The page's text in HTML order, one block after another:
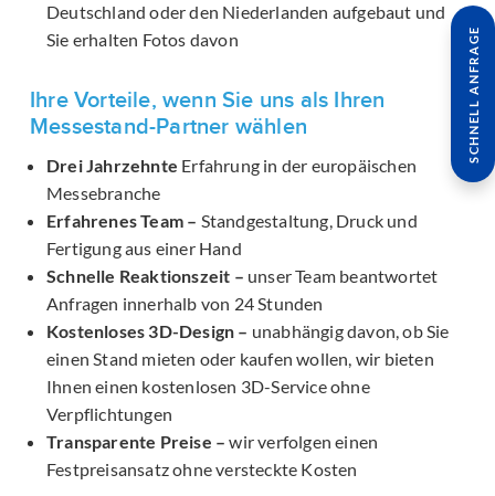
Deutschland oder den Niederlanden aufgebaut und
Sie erhalten Fotos davon
Ihre Vorteile, wenn Sie uns als Ihren
Messestand-Partner wählen
Drei Jahrzehnte Erfahrung in der europäischen
Messebranche
Erfahrenes Team – Standgestaltung, Druck und
Fertigung aus einer Hand
Schnelle Reaktionszeit – unser Team beantwortet
Anfragen innerhalb von 24 Stunden
Kostenloses 3D-Design – unabhängig davon, ob Sie
einen Stand mieten oder kaufen wollen, wir bieten
Ihnen einen kostenlosen 3D-Service ohne
Verpflichtungen
Transparente Preise – wir verfolgen einen
Festpreisansatz ohne versteckte Kosten
SCHNELL ANFRAGE